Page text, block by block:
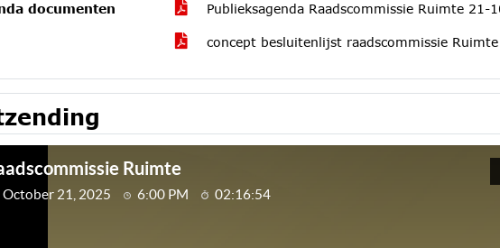
documenten
Publieksagenda Raadscommissie Ruimte 21-
concept besluitenlijst raadscommissie